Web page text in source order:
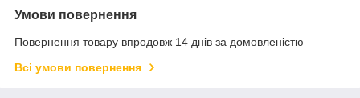
Умови повернення
Повернення товару впродовж 14 днів за домовленістю
Всі умови повернення